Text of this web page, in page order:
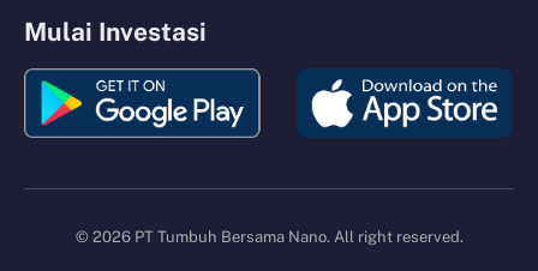
Mulai Investasi
© 2026 PT Tumbuh Bersama Nano. All right reserved.